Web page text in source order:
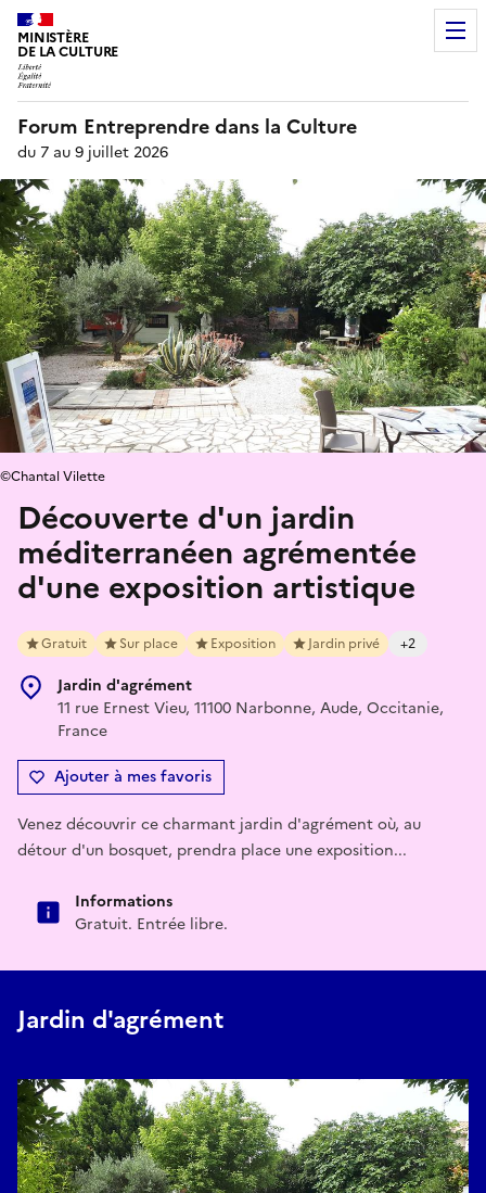
MINISTÈRE
DE LA CULTURE
Forum Entreprendre dans la Culture
du 7 au 9 juillet 2026
Découverte d'un jardin
méditerranéen agrémentée
d'une exposition artistique
Gratuit Sur place Exposition Jardin privé +2
Jardin d'agrément
11 rue Ernest Vieu, 11100 Narbonne, Aude, Occitanie,
France
Ajouter à mes favoris
©Chantal Vilette
Venez découvrir ce charmant jardin d'agrément où, au
détour d'un bosquet, prendra place une exposition...
Informations
Gratuit. Entrée libre.
Jardin d'agrément